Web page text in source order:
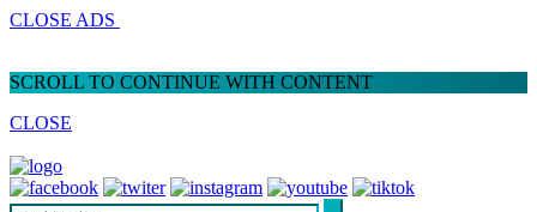
CLOSE ADS
SCROLL TO CONTINUE WITH CONTENT
CLOSE